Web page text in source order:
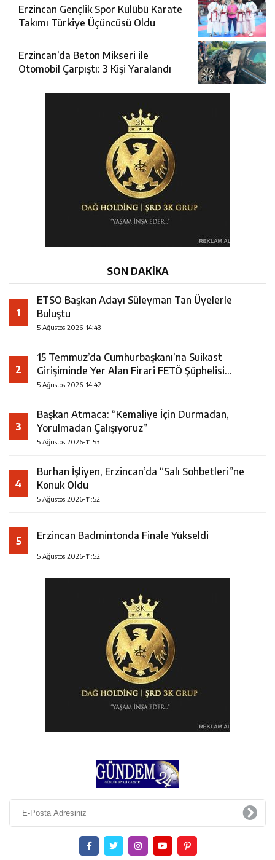
Erzincan Gençlik Spor Kulübü Karate
Takımı Türkiye Üçüncüsü Oldu
Erzincan’da Beton Mikseri ile
Otomobil Çarpıştı: 3 Kişi Yaralandı
SON DAKİKA
1
ETSO Başkan Adayı Süleyman Tan Üyelerle
Buluştu
5 Ağustos 2026-14:43
2
15 Temmuz’da Cumhurbaşkanı’na Suikast
Girişiminde Yer Alan Firari FETÖ Şüphelisi
Yakalandı
5 Ağustos 2026-14:42
3
Başkan Atmaca: “Kemaliye İçin Durmadan,
Yorulmadan Çalışıyoruz”
5 Ağustos 2026-11:53
4
Burhan İşliyen, Erzincan’da “Salı Sohbetleri”ne
Konuk Oldu
5 Ağustos 2026-11:52
5 Erzincan Badmintonda Finale Yükseldi
5 Ağustos 2026-11:52